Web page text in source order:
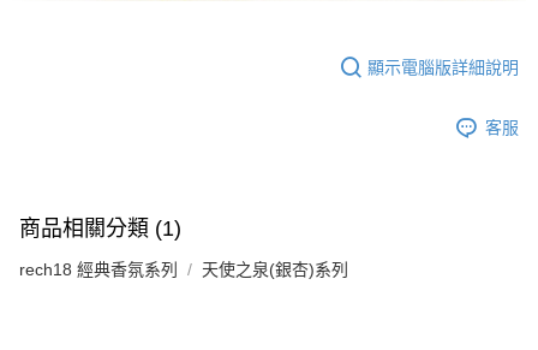
３．未成年的使用者請事先徵得法定代理人或監護人之同意方可使用
「AFTEE先享後付」，若未經同意申辦者引起之損失，本公司不負相關責
４．使用「AFTEE先享後付」時，將依據個別帳號之用戶狀況，依本公司即
時審查核予不同之上限額度；若仍有額度不足之情形，本公司將視審查結果
顯示電腦版詳細說明
客服
商品相關分類 (1)
rech18 經典香氛系列 天使之泉(銀杏)系列